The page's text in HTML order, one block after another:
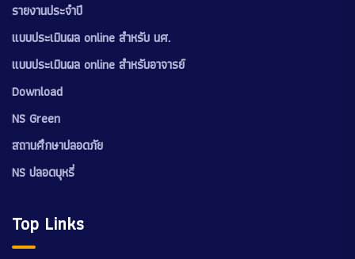
รายงานประจำปี
แบบประเมินผล online สำหรับ นศ.
แบบประเมินผล online สำหรับอาจารย์
Download
NS Green
สถานศึกษาปลอดภัย
NS ปลอดบุหรี่
Top Links